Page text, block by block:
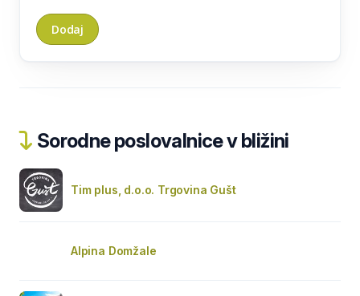
Sorodne poslovalnice v bližini
Tim plus, d.o.o. Trgovina Gušt
Alpina Domžale